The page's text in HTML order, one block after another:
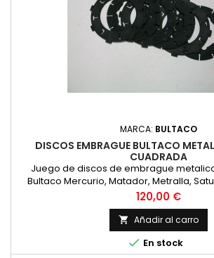
MARCA: BULTACO
DISCOS EMBRAGUE BULTACO
CUADRADA
Juego de discos de embrague
Bultaco Mercurio, Matador, Metralla,
modelos de embrague con almenas
Precio
120,00 €
 Añadir al carro
 En stock